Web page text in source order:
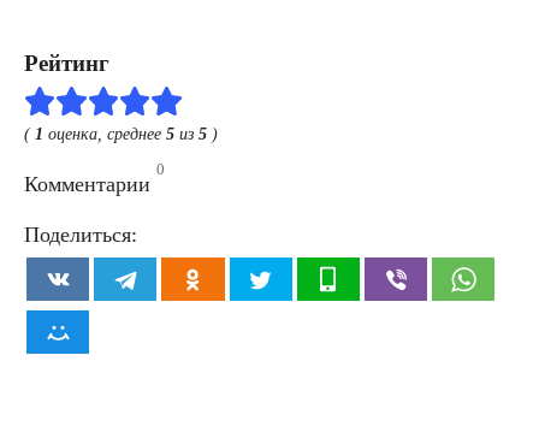
Рейтинг
( 1 оценка, среднее 5 из 5 )
Комментарии
0
Поделиться: